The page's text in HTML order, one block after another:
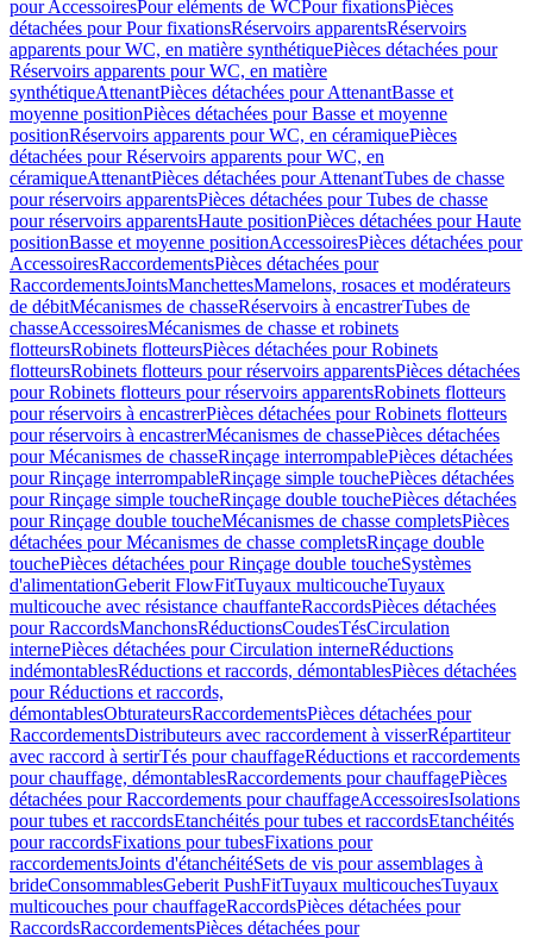
pour AccessoiresPour eléments de WCPour fixationsPièces
détachées pour Pour fixationsRéservoirs apparentsRéservoirs
apparents pour WC, en matière synthétiquePièces détachées pour
Réservoirs apparents pour WC, en matière
synthétiqueAttenantPièces détachées pour AttenantBasse et
moyenne positionPièces détachées pour Basse et moyenne
positionRéservoirs apparents pour WC, en céramiquePièces
détachées pour Réservoirs apparents pour WC, en
céramiqueAttenantPièces détachées pour AttenantTubes de chasse
pour réservoirs apparentsPièces détachées pour Tubes de chasse
pour réservoirs apparentsHaute positionPièces détachées pour Haute
positionBasse et moyenne positionAccessoiresPièces détachées pour
AccessoiresRaccordementsPièces détachées pour
RaccordementsJointsManchettesMamelons, rosaces et modérateurs
de débitMécanismes de chasseRéservoirs à encastrerTubes de
chasseAccessoiresMécanismes de chasse et robinets
flotteursRobinets flotteursPièces détachées pour Robinets
flotteursRobinets flotteurs pour réservoirs apparentsPièces détachées
pour Robinets flotteurs pour réservoirs apparentsRobinets flotteurs
pour réservoirs à encastrerPièces détachées pour Robinets flotteurs
pour réservoirs à encastrerMécanismes de chassePièces détachées
pour Mécanismes de chasseRinçage interrompablePièces détachées
pour Rinçage interrompableRinçage simple touchePièces détachées
pour Rinçage simple toucheRinçage double touchePièces détachées
pour Rinçage double toucheMécanismes de chasse completsPièces
détachées pour Mécanismes de chasse completsRinçage double
touchePièces détachées pour Rinçage double toucheSystèmes
d'alimentationGeberit FlowFitTuyaux multicoucheTuyaux
multicouche avec résistance chauffanteRaccordsPièces détachées
pour RaccordsManchonsRéductionsCoudesTésCirculation
internePièces détachées pour Circulation interneRéductions
indémontablesRéductions et raccords, démontablesPièces détachées
pour Réductions et raccords,
démontablesObturateursRaccordementsPièces détachées pour
RaccordementsDistributeurs avec raccordement à visserRépartiteur
avec raccord à sertirTés pour chauffageRéductions et raccordements
pour chauffage, démontablesRaccordements pour chauffagePièces
détachées pour Raccordements pour chauffageAccessoiresIsolations
pour tubes et raccordsEtanchéités pour tubes et raccordsEtanchéités
pour raccordsFixations pour tubesFixations pour
raccordementsJoints d'étanchéitéSets de vis pour assemblages à
brideConsommablesGeberit PushFitTuyaux multicouchesTuyaux
multicouches pour chauffageRaccordsPièces détachées pour
RaccordsRaccordementsPièces détachées pour